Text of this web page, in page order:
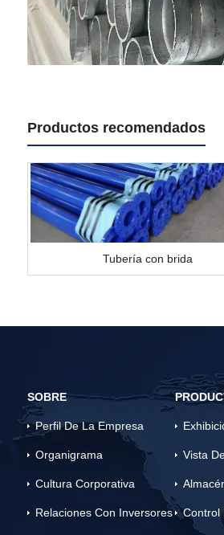
Productos recomendados
Tubería con brida
SOBRE
Perfil De La Empresa
Organigrama
Cultura Corporativa
Relaciones Con Inversores
Vista
Control